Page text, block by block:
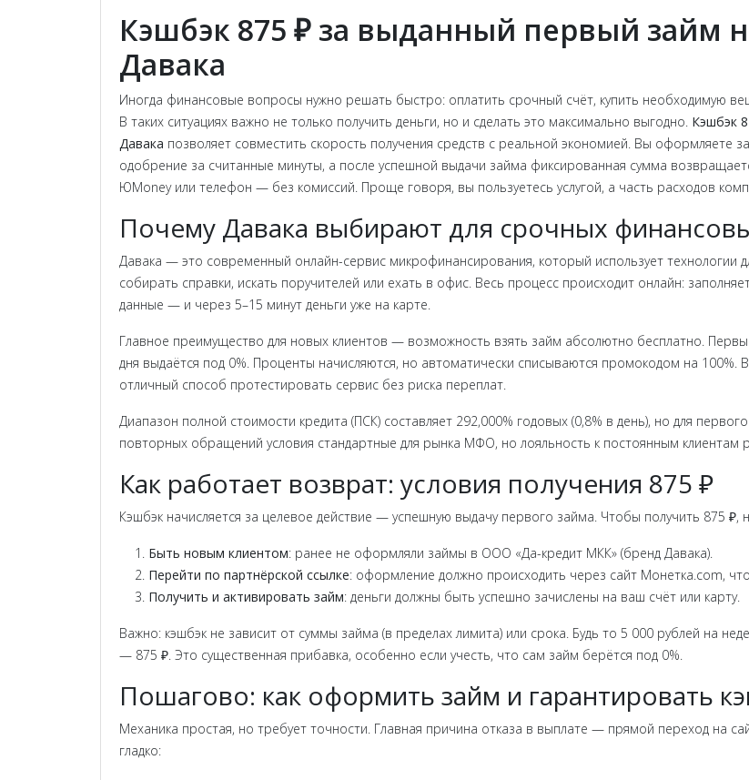
Кэшбэк 875 ₽ за выданный первый займ
Давака
Иногда финансовые вопросы нужно решать быстро: оплатить срочный счёт, купить необходимую
В таких ситуациях важно не только получить деньги, но и сделать это максимально выгодно. Кэшбэк
Давака позволяет совместить скорость получения средств с реальной экономией. Вы оформляете
одобрение за считанные минуты, а после успешной выдачи займа фиксированная сумма
ЮMoney или телефон — без комиссий. Проще говоря, вы пользуетесь услугой, а часть расходов
Почему Давака выбирают для срочных
Давака — это современный онлайн-сервис микрофинансирования, который использует технологии
собирать справки, искать поручителей или ехать в офис. Весь процесс происходит онлайн:
данные — и через 5–15 минут деньги уже на карте.
Главное преимущество для новых клиентов — возможность взять займ абсолютно бесплатно.
дня выдаётся под 0%. Проценты начисляются, но автоматически списываются промокодом на
отличный способ протестировать сервис без риска переплат.
Диапазон полной стоимости кредита (ПСК) составляет 292,000% годовых (0,8% в день), но для
повторных обращений условия стандартные для рынка МФО, но лояльность к постоянным клиентам
Как работает возврат: условия получения 875 ₽
Кэшбэк начисляется за целевое действие — успешную выдачу первого займа. Чтобы получить 875 ₽,
Быть новым клиентом: ранее не оформляли займы в ООО «Да-кредит МКК» (бренд Давака).
Перейти по партнёрской ссылке: оформление должно происходить через сайт Монетка.com,
Получить и активировать займ: деньги должны быть успешно зачислены на ваш счёт или карту.
Важно: кэшбэк не зависит от суммы займа (в пределах лимита) или срока. Будь то 5 000 рублей на
— 875 ₽. Это существенная прибавка, особенно если учесть, что сам займ берётся под 0%.
Пошагово: как оформить займ и гарантировать
Механика простая, но требует точности. Главная причина отказа в выплате — прямой переход на
гладко: